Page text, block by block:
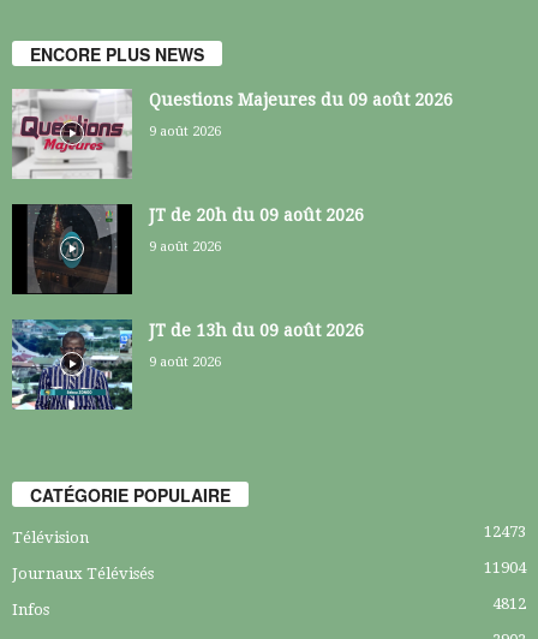
ENCORE PLUS NEWS
Questions Majeures du 09 août 2026
9 août 2026
JT de 20h du 09 août 2026
9 août 2026
JT de 13h du 09 août 2026
9 août 2026
CATÉGORIE POPULAIRE
Télévision 12473
Journaux Télévisés 11904
Infos 4812